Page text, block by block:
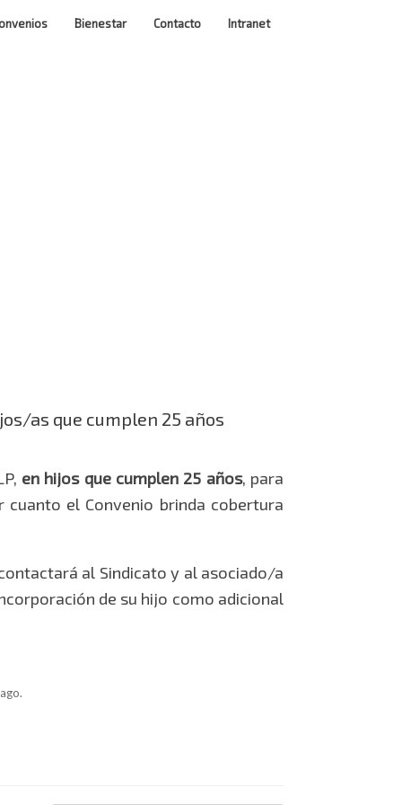
Bienestar Contacto Intranet
as que cumplen 25 años
en hijos que cumplen 25 años, para
el Convenio brinda cobertura
al Sindicato y al asociado/a
de su hijo como adicional